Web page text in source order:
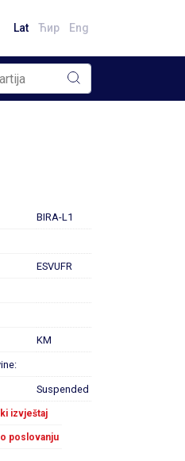
Lat Ћир Eng
BIRA-L1
ESVUFR
KM
Suspended
izvještaj
poslovanju